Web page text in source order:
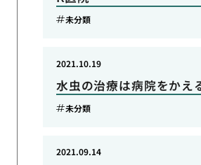
未分類
水虫の治療は病院をかえ
2021.10.19
未分類
2021.09.14